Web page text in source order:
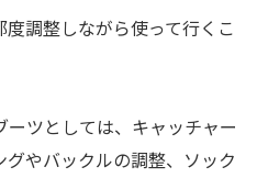
調整しながら使って行くこ
ツとしては、キャッチャー
やバックルの調整、ソック